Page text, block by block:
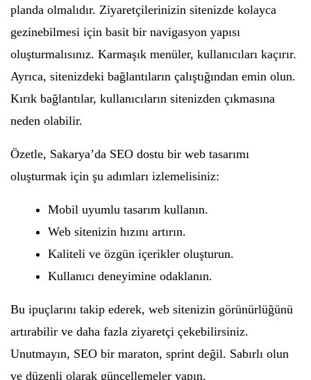
planda olmalıdır. Ziyaretçilerinizin sitenizde kolayca
gezinebilmesi için basit bir navigasyon yapısı
oluşturmalısınız. Karmaşık menüler, kullanıcıları kaçırır.
Ayrıca, sitenizdeki bağlantıların çalıştığından emin olun.
Kırık bağlantılar, kullanıcıların sitenizden çıkmasına
neden olabilir.
Özetle, Sakarya’da SEO dostu bir web tasarımı
oluşturmak için şu adımları izlemelisiniz:
Mobil uyumlu tasarım kullanın.
Web sitenizin hızını artırın.
Kaliteli ve özgün içerikler oluşturun.
Kullanıcı deneyimine odaklanın.
Bu ipuçlarını takip ederek, web sitenizin görünürlüğünü
artırabilir ve daha fazla ziyaretçi çekebilirsiniz.
Unutmayın, SEO bir maraton, sprint değil. Sabırlı olun
ve düzenli olarak güncellemeler yapın.